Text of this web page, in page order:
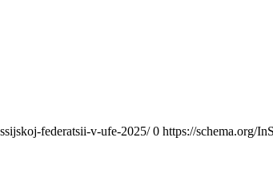
federatsii-v-ufe-2025/ 0 https://schema.org/